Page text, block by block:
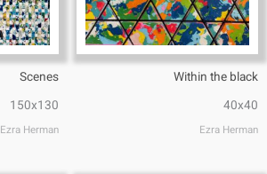
Within the black
40x40
Ezra Herman
Scenes
150x130
Ezra Herman